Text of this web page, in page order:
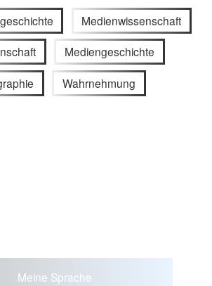
Medienwissenschaft
Mediengeschichte
Wahrnehmung
Meine Sprache